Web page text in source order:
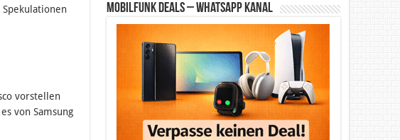
vorstellen
von Samsung
Mobilfunk Deals – WhatsApp Kanal